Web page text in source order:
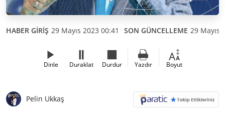
HABER GİRİŞ 29 Mayıs 2023 00:41 SON GÜNCELLEME 29 Mayıs
Dinle Duraklat Durdur Yazdır Boyut
Pelin Ukkaş